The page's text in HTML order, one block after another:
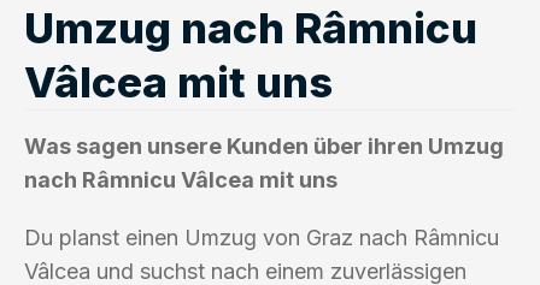
Umzug nach Râmnicu
Vâlcea mit uns
Was sagen unsere Kunden über ihren Umzug
nach Râmnicu Vâlcea mit uns
Du planst einen Umzug von Graz nach Râmnicu
Vâlcea und suchst nach einem zuverlässigen